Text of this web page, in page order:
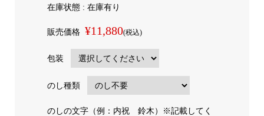
在庫状態 : 在庫有り
販売価格 ¥11,880(税込)
包装
のし種類
のしの文字（例：内祝 鈴木）※記載してく